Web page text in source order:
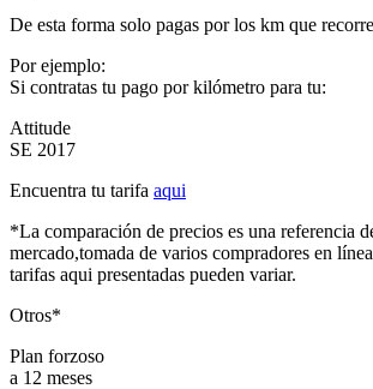
De esta forma solo pagas por los km que
Por ejemplo:
Si contratas tu pago por kilómetro para tu:
Attitude
SE 2017
Encuentra tu tarifa aqui
*La comparación de precios es una referencia
mercado,tomada de varios compradores en
tarifas aqui presentadas pueden variar.
Otros*
Plan forzoso
a 12 meses